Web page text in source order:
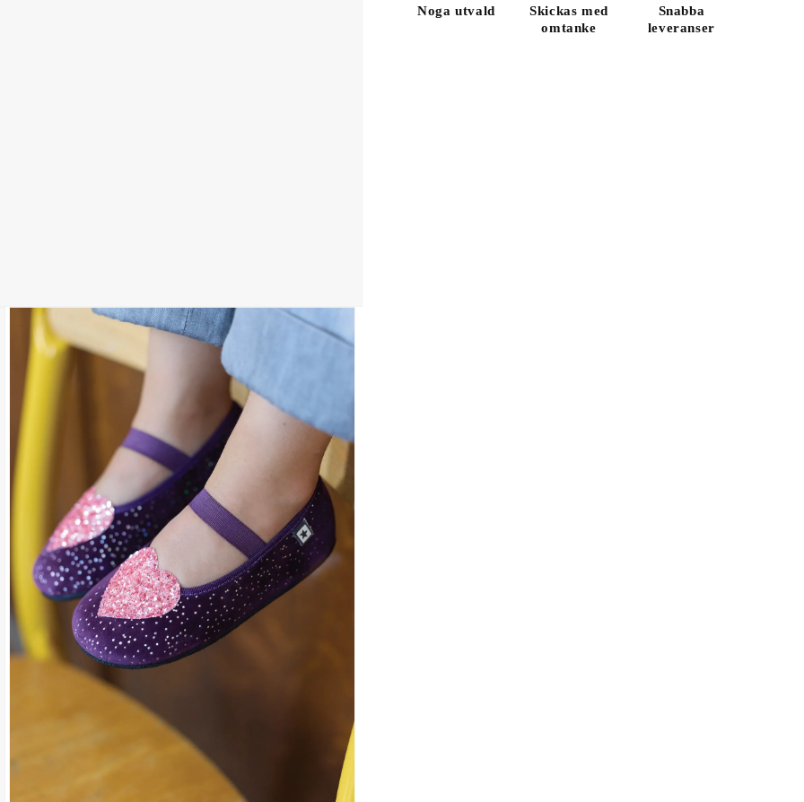
Noga utvald
Skickas med
omtanke
Snabba
leveranser